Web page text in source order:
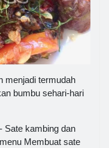
menjadi termudah
bumbu sehari-hari
Sate kambing dan
Membuat sate